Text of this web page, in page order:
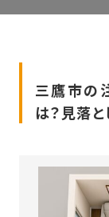
三鷹市の
は？見落